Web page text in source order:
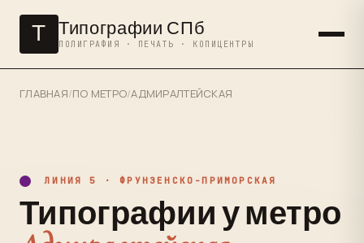
Т Типографии СПб
ПОЛИГРАФИЯ · ПЕЧАТЬ · КОПИЦЕНТРЫ
ГЛАВНАЯ/ПО МЕТРО/АДМИРАЛТЕЙСКАЯ
ЛИНИЯ 5 · ФРУНЗЕНСКО-ПРИМОРСКАЯ
Типографии у метро